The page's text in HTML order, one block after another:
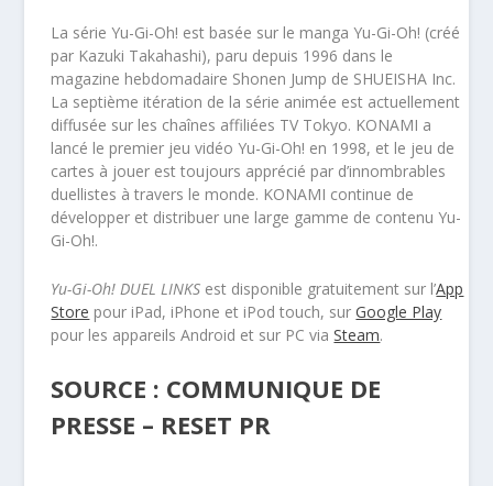
La série Yu-Gi-Oh! est basée sur le manga Yu-Gi-Oh! (créé
par Kazuki Takahashi), paru depuis 1996 dans le
magazine hebdomadaire Shonen Jump de SHUEISHA Inc.
La septième itération de la série animée est actuellement
diffusée sur les chaînes affiliées TV Tokyo. KONAMI a
lancé le premier jeu vidéo Yu-Gi-Oh! en 1998, et le jeu de
cartes à jouer est toujours apprécié par d’innombrables
duellistes à travers le monde. KONAMI continue de
développer et distribuer une large gamme de contenu Yu-
Gi-Oh!.
Yu-Gi-Oh! DUEL LINKS est disponible gratuitement sur l’App
Store pour iPad, iPhone et iPod touch, surGoogle Play
pour les appareils Android et sur PC viaSteam.
SOURCE : COMMUNIQUE DE
PRESSE – RESET PR